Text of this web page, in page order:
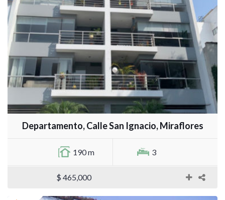
Departamento, Calle San Ignacio, Miraflores
190 m 3
$ 465,000